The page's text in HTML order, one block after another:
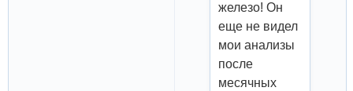
железо! Он
еще не видел
мои анализы
после
месячных